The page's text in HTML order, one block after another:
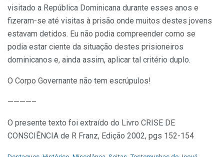
visitado a República Dominicana durante esses anos e
fizeram-se até visitas à prisão onde muitos destes jovens
estavam detidos. Eu não podia compreender como se
podia estar ciente da situação destes prisioneiros
dominicanos e, ainda assim, aplicar tal critério duplo.
O Corpo Governante não tem escrúpulos!
————–
O presente texto foi extraído do Livro CRISE DE
CONSCIÊNCIA de R Franz, Edição 2002, pgs 152-154